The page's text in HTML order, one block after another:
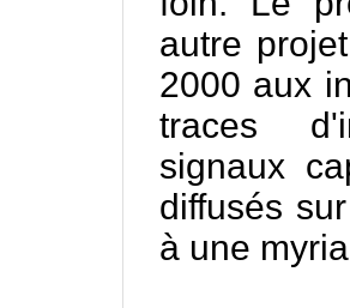
autre
2000 aux
traces
signaux
diffusés
à une